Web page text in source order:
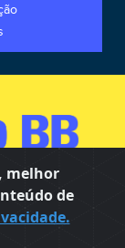
melhor
de
Brasília (DF) |